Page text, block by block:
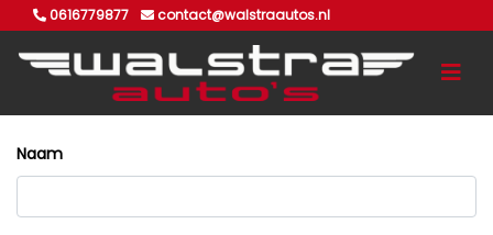
0616779877 contact@walstraautos.nl
Naam